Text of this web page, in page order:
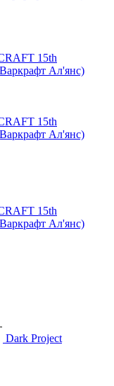
Dark Project